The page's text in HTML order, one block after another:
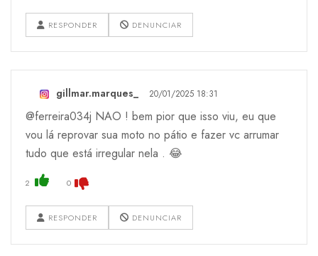
RESPONDER DENUNCIAR
gillmar.marques_ 20/01/2025 18:31
@ferreira034j NAO ! bem pior que isso viu, eu que
vou lá reprovar sua moto no pátio e fazer vc arrumar
tudo que está irregular nela . 😂
2 0
RESPONDER DENUNCIAR